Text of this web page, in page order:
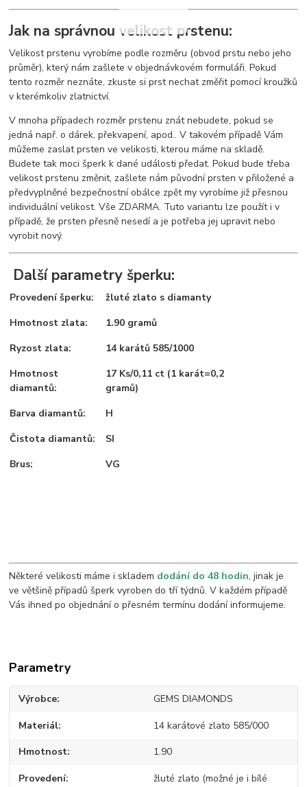
Jak na správnou velikost prstenu:
Velikost prstenu vyrobíme podle rozměru (obvod prstu nebo jeho
průměr), který nám zašlete v objednávkovém formuláři. Pokud
tento rozměr neznáte, zkuste si prst nechat změřit pomocí kroužků
v kterémkoliv zlatnictví.
V mnoha případech rozměr prstenu znát nebudete, pokud se
jedná např. o dárek, překvapení, apod.. V takovém případě Vám
můžeme zaslat prsten ve velikosti, kterou máme na skladě.
Budete tak moci šperk k dané události předat. Pokud bude třeba
velikost prstenu změnit, zašlete nám původní prsten v přiložené a
předvyplněné bezpečnostní obálce zpět my vyrobíme již přesnou
individuální velikost. Vše ZDARMA. Tuto variantu lze použít i v
případě, že prsten přesně nesedí a je potřeba jej upravit nebo
vyrobit nový.
Další parametry šperku:
Provedení šperku:
žluté zlato s diamanty
Hmotnost zlata:
1.90 gramů
Ryzost zlata:
14 karátů 585/1000
Hmotnost
diamantů:
17 Ks/0,11 ct (1 karát=0,2
gramů)
Barva diamantů:
H
Čistota diamantů:
SI
Brus:
VG
Některé velikosti máme i skladem dodání do 48 hodin, jinak je
ve většině případů šperk vyroben do tří týdnů. V každém případě
Vás ihned po objednání o přesném termínu dodání informujeme.
Parametry
Výrobce GEMS DIAMONDS
Materiál 14 karátové zlato 585/000
Hmotnost 1.90
Provedení
žluté zlato (možné je i bílé